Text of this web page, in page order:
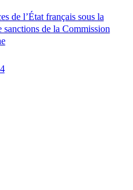
de l’État français sous la
sanctions de la Commission